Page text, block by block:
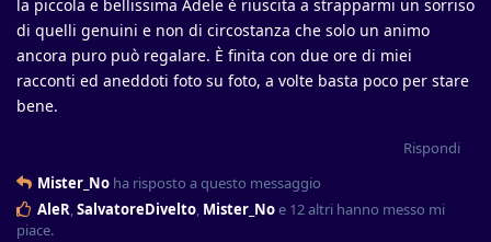
la piccola e bellissima Adele è riuscita a strapparmi un sorriso
di quelli genuini e non di circostanza che solo un animo
ancora puro può regalare. È finita con due ore di miei
racconti ed aneddoti foto su foto, a volte basta poco per stare
bene.
Rispondi
Mister_No ha risposto a questo messaggio
AleR,SalvatoreDivelto, Mister_Noe 12altri hanno messo mi
piace.